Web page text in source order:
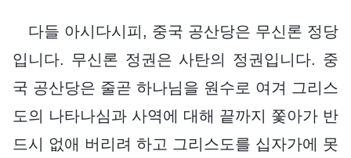
다들 아시다시피, 중국 공산당은 무신론 정당
입니다. 무신론 정권은 사탄의 정권입니다. 중
국 공산당은 줄곧 하나님을 원수로 여겨 그리스
도의 나타나심과 사역에 대해 끝까지 쫓아가 반
드시 없애 버리려 하고 그리스도를 십자가에 못